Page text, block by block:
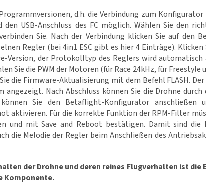
d.h. die Verbindung zum
USB-Anschluss des FC möglich. Wählen Sie den
Sie. Nach der Verbindung klicken Sie auf den
Regler (bei 4in1 ESC gibt es hier 4 Einträge). Klicken
Version, der Protokolltyp des Reglers wird
Sie die PWM der Motoren (für Race 24kHz, für Freestyle
die Firmware-Aktualisierung mit dem Befehl FLASH.
Nach Abschluss können Sie die Drohne durch
Sie den Betaflight-Konfigurator anschließen
aktivieren. Für die korrekte Funktion der RPM-Filter
und mit Save and Reboot bestätigen. Damit sind die
die Melodie der Regler beim Anschließen des
der Drohne und deren reines Flugverhalten ist die
Komponente.